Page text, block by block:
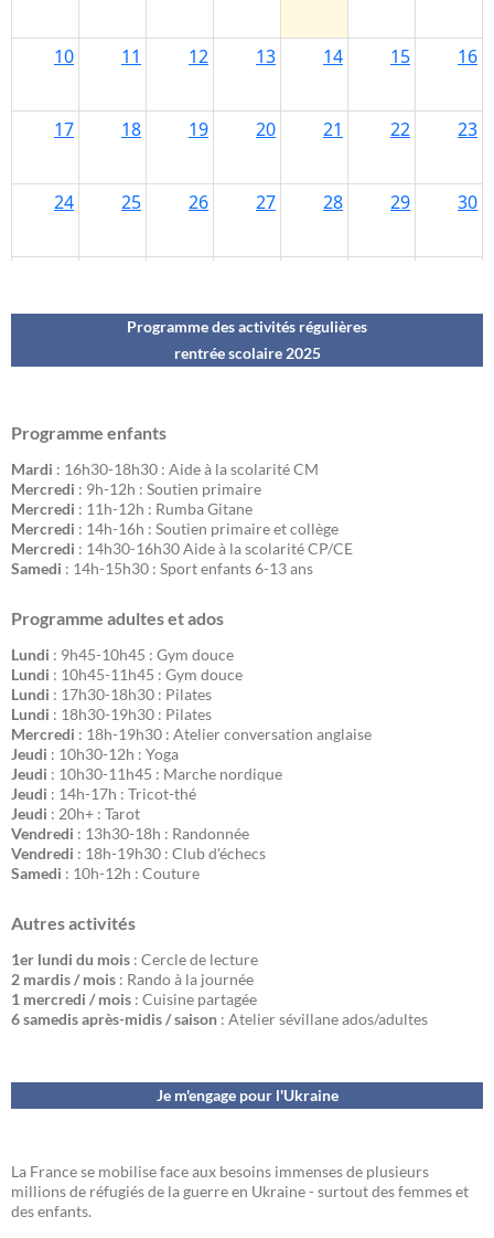
Programme des activités régulières
rentrée scolaire 2025
Programme enfants
Mardi : 16h30-18h30 : Aide à la scolarité CM
Mercredi : 9h-12h : Soutien primaire
Mercredi : 11h-12h : Rumba Gitane
Mercredi : 14h-16h : Soutien primaire et collège
Mercredi : 14h30-16h30 Aide à la scolarité CP/CE
Samedi : 14h-15h30 : Sport enfants 6-13 ans
Programme adultes et ados
Lundi : 9h45-10h45 : Gym douce
Lundi : 10h45-11h45 : Gym douce
Lundi : 17h30-18h30 : Pilates
Lundi : 18h30-19h30 : Pilates
Mercredi : 18h-19h30 : Atelier conversation anglaise
Jeudi : 10h30-12h : Yoga
Jeudi : 10h30-11h45 : Marche nordique
Jeudi : 14h-17h : Tricot-thé
Jeudi : 20h+ : Tarot
Vendredi : 13h30-18h : Randonnée
Vendredi : 18h-19h30 : Club d'échecs
Samedi : 10h-12h : Couture
Autres activités
1er lundi du mois : Cercle de lecture
2 mardis / mois : Rando à la journée
1 mercredi / mois : Cuisine partagée
6 samedis après-midis / saison : Atelier sévillane ados/adultes
Je m'engage pour l'Ukraine
La France se mobilise face aux besoins immenses de plusieurs
millions de réfugiés de la guerre en Ukraine - surtout des femmes et
des enfants.